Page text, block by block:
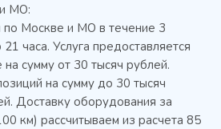
МО:
по Москве и МО в течение 3
часа. Услуга предоставляется
на сумму от 30 тысяч рублей.
на сумму до 30 тысяч
Доставку оборудования за
км) рассчитываем из расчета 85